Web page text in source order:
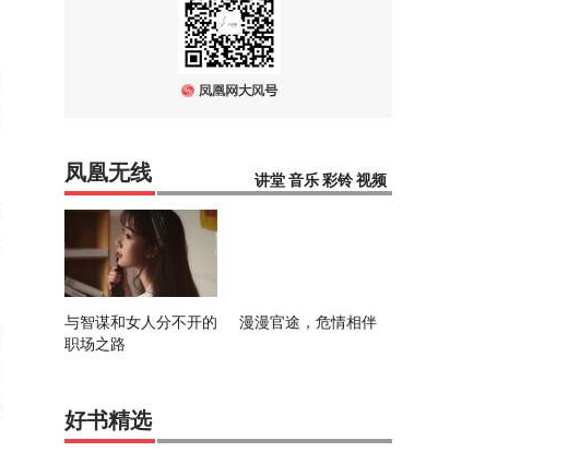
讲堂 音乐 彩铃 视频
凤凰无线
与智谋和女人分不开的
职场之路
漫漫官途，危情相伴
好书精选